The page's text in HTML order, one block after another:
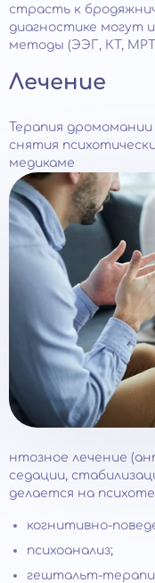
страсть к
диагностике могут
методы (ЭЭГ, КТ, МРТ
Лечение
Терапия
снятия
медикаме
нтозное лечение
седации,
делается на
когнитивно-
психоанализ;
гештальт-